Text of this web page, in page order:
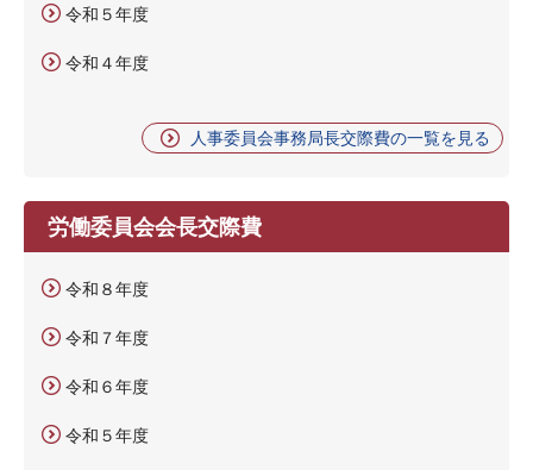
令和５年度
令和４年度
人事委員会事務局長交際費の一覧を見る
労働委員会会長交際費
令和８年度
令和７年度
令和６年度
令和５年度